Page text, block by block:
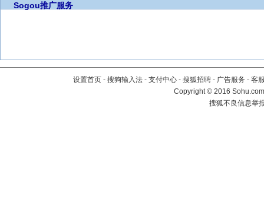
Sogou推广服务
设置首页 - 搜狗输入法 - 支付中心 - 搜狐招聘 - 广告服务 - 客
Copyright©2016
搜狐不良信息举